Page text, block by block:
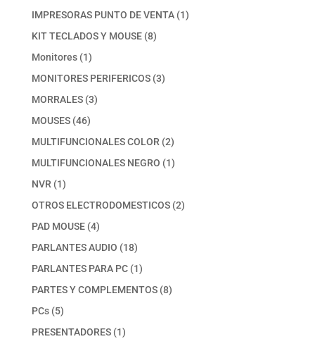
producto
IMPRESORAS PUNTO DE VENTA 11
KIT TECLADOS Y MOUSE 88
Monitores 11
producto
MONITORES PERIFERICOS 33
MORRALES 33
MOUSES 4646
productos
MULTIFUNCIONALES COLOR 22
productos
MULTIFUNCIONALES NEGRO 11
NVR 11
producto
OTROS ELECTRODOMESTICOS 22
PAD MOUSE 44
productos
PARLANTES AUDIO 1818
productos
PARLANTES PARA PC 11
producto
PARTES Y COMPLEMENTOS 88
PCs 55
productos
PRESENTADORES 11